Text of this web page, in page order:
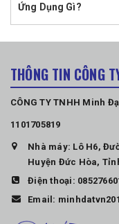
Ứng Dụng Gì?
THÔNG TIN CÔNG
CÔNG TY TNHH Minh
1101705819
Nhà máy: Lô H6,
Huyện Đức Hòa,
Điện thoại:
Email: